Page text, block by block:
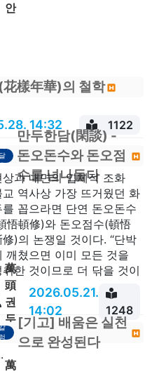
안
樣年華)의 철학
14:32 1122
달
만두한담(閑談) -
돈오돈수와 돈오점
수를 넘나들다
상과 내면의 입체적 조화
교 역사상 가장 뜨거웠던 화
를 꼽으라면 단연 돈오돈수
悟頓修)와 돈오점수(頓悟
修)의 논쟁일 것이다. “단박
깨쳤으면 이미 모든 것을
취한 것이므로 더 닦을 것이
萬
頭
권
두
안
2026.05.21.
14:02
1248
럼
[기고] 배움은 실천
으로 완성된다
萬